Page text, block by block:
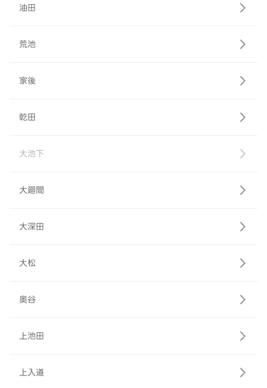
油田
荒池
家後
乾田
大池下
大廻間
大深田
大松
奥谷
上池田
上入道